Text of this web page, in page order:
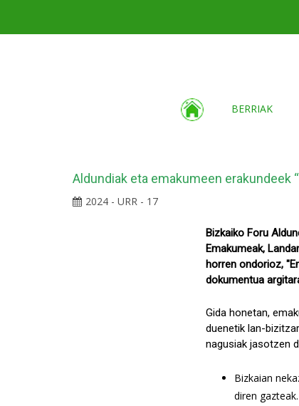
BERRIAK
Aldundiak eta emakumeen erakundeek
2024 - URR - 17
Bizkaiko Foru
Emakumeak,
horren ondorioz,
dokumentua
Gida honetan,
duenetik lan-
nagusiak jasotzen
Bizkaian
diren gazteak.